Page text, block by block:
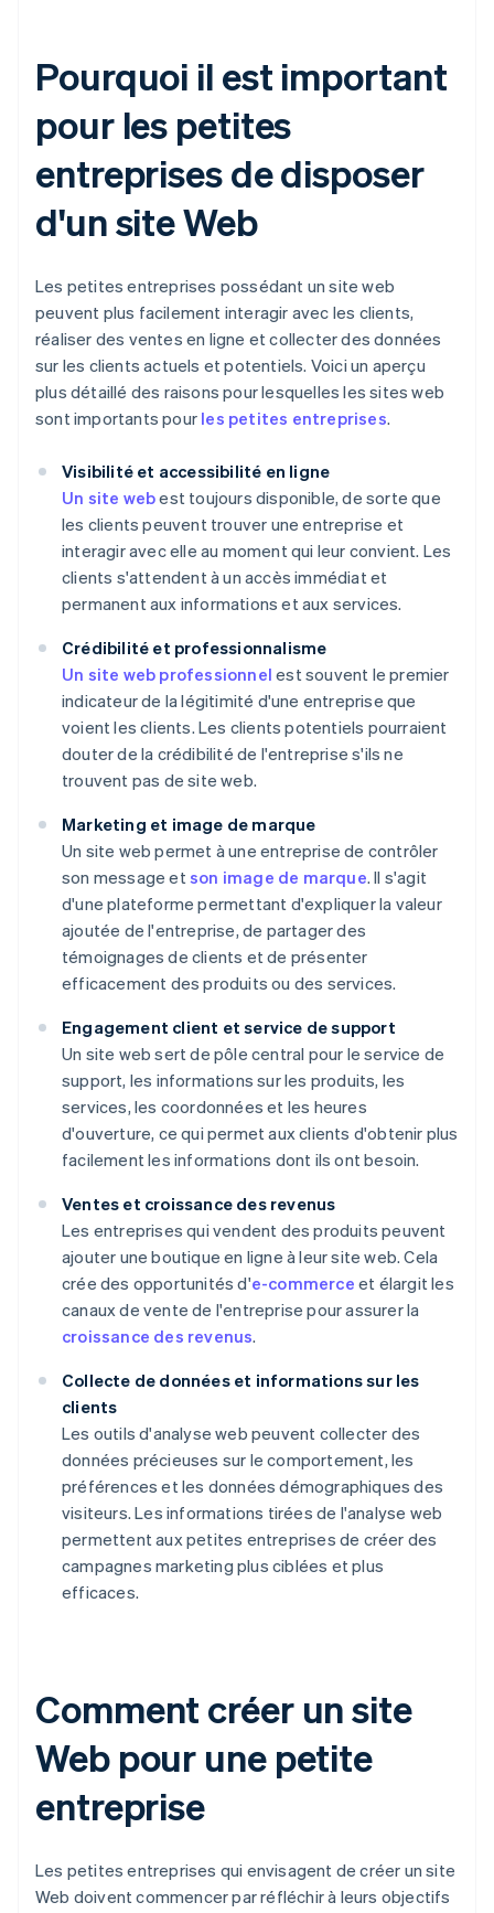
Pourquoi il est important
pour les petites
entreprises de disposer
d'un site Web
Les petites entreprises possédant un site web
peuvent plus facilement interagir avec les clients,
réaliser des ventes en ligne et collecter des données
sur les clients actuels et potentiels. Voici un aperçu
plus détaillé des raisons pour lesquelles les sites web
sont importants pour les petites entreprises.
Visibilité et accessibilité en ligne
Un site webest toujours disponible, de sorte que
les clients peuvent trouver une entreprise et
interagir avec elle au moment qui leur convient. Les
clients s'attendent à un accès immédiat et
permanent aux informations et aux services.
Crédibilité et professionnalisme
Un site web professionnel est souvent le premier
indicateur de la légitimité d'une entreprise que
voient les clients. Les clients potentiels pourraient
douter de la crédibilité de l'entreprise s'ils ne
trouvent pas de site web.
Marketing et image de marque
Un site web permet à une entreprise de contrôler
son message etson image de marque. Il s'agit
d'une plateforme permettant d'expliquer la valeur
ajoutée de l'entreprise, de partager des
témoignages de clients et de présenter
efficacement des produits ou des services.
Engagement client et service de support
Un site web sert de pôle central pour le service de
support, les informations sur les produits, les
services, les coordonnées et les heures
d'ouverture, ce qui permet aux clients d'obtenir plus
facilement les informations dont ils ont besoin.
Ventes et croissance des revenus
Les entreprises qui vendent des produits peuvent
ajouter une boutique en ligne à leur site web. Cela
crée des opportunités d'e-commerce et élargit les
canaux de vente de l'entreprise pour assurer la
croissance des revenus.
Collecte de données et informations sur les
clients
Les outils d'analyse web peuvent collecter des
données précieuses sur le comportement, les
préférences et les données démographiques des
visiteurs. Les informations tirées de l'analyse web
permettent aux petites entreprises de créer des
campagnes marketing plus ciblées et plus
efficaces.
Comment créer un site
Web pour une petite
entreprise
Les petites entreprises qui envisagent de créer un site
Web doivent commencer par réfléchir à leurs objectifs